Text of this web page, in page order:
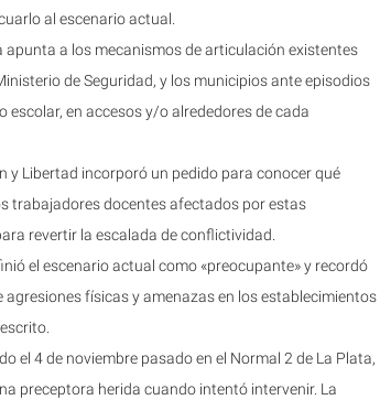
al escenario actual.
a los mecanismos de articulación existentes
de Seguridad, y los municipios ante episodios
escolar, en accesos y/o alrededores de cada
y Libertad incorporó un pedido para conocer qué
trabajadores docentes afectados por estas
revertir la escalada de conflictividad.
el escenario actual como «preocupante» y recordó
físicas y amenazas en los establecimientos
el 4 de noviembre pasado en el Normal 2 de La Plata,
preceptora herida cuando intentó intervenir. La